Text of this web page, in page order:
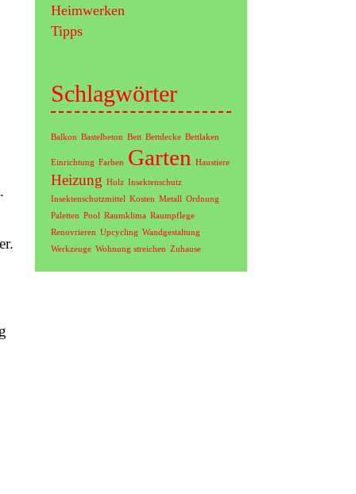
Heimwerken
Tipps
Schlagwörter
Balkon Bastelbeton Bett Bettdecke Bettlaken
Einrichtung Farben Garten Haustiere
Heizung Holz Insektenschutz
Insektenschutzmittel
Kosten Metall
Ordnung
Paletten Pool Raumklima Raumpflege
Renovrieren Upcycling Wandgestaltung
Werkzeuge Wohnung streichen Zuhause